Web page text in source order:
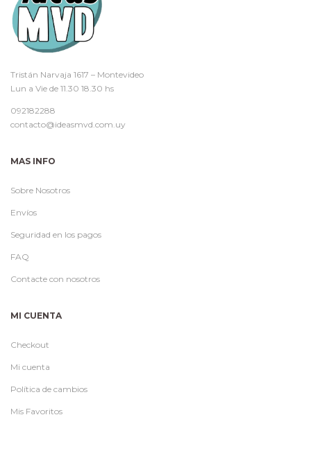
Tristán Narvaja 1617 – Montevideo
Lun a Vie de 11.30 18.30 hs
092182288
contacto@ideasmvd.com.uy
MAS INFO
Sobre Nosotros
Envíos
Seguridad en los pagos
FAQ
Contacte con nosotros
MI CUENTA
Checkout
Mi cuenta
Política de cambios
Mis Favoritos